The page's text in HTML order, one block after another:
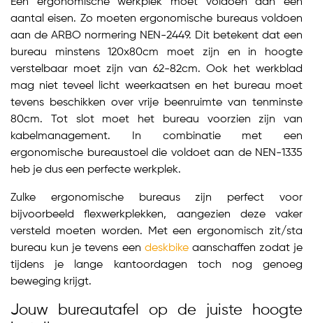
Een ergonomische werkplek moet voldoen aan een
aantal eisen. Zo moeten ergonomische bureaus voldoen
aan de ARBO normering NEN-2449. Dit betekent dat een
bureau minstens 120x80cm moet zijn en in hoogte
verstelbaar moet zijn van 62-82cm. Ook het werkblad
mag niet teveel licht weerkaatsen en het bureau moet
tevens beschikken over vrije beenruimte van tenminste
80cm. Tot slot moet het bureau voorzien zijn van
kabelmanagement. In combinatie met een
ergonomische bureaustoel die voldoet aan de NEN-1335
heb je dus een perfecte werkplek.
Zulke ergonomische bureaus zijn perfect voor
bijvoorbeeld flexwerkplekken, aangezien deze vaker
versteld moeten worden. Met een ergonomisch zit/sta
bureau kun je tevens een deskbikeaanschaffen zodat je
tijdens je lange kantoordagen toch nog genoeg
beweging krijgt.
Jouw bureautafel op de juiste hoogte